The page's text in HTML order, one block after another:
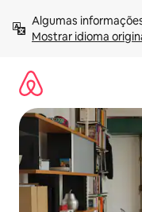
para
Mostrar idioma